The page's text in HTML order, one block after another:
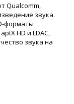
Qualcomm,
звука.
форматы
HD и LDAC,
звука на